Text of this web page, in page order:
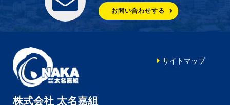
お問い合わせする
株式会社 太名嘉組
サイトマップ